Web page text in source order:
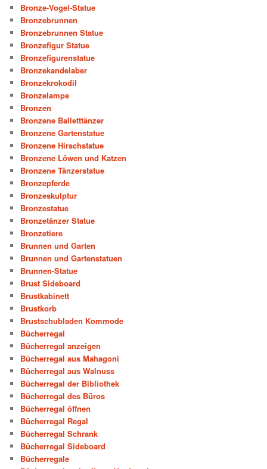
Bronze-Vogel-Statue
Bronzebrunnen
Bronzebrunnen Statue
Bronzefigur Statue
Bronzefigurenstatue
Bronzekandelaber
Bronzekrokodil
Bronzelampe
Bronzen
Bronzene Balletttänzer
Bronzene Gartenstatue
Bronzene Hirschstatue
Bronzene Löwen und Katzen
Bronzene Tänzerstatue
Bronzepferde
Bronzeskulptur
Bronzestatue
Bronzetänzer Statue
Bronzetiere
Brunnen und Garten
Brunnen und Gartenstatuen
Brunnen-Statue
Brust Sideboard
Brustkabinett
Brustkorb
Brustschubladen Kommode
Bücherregal
Bücherregal anzeigen
Bücherregal aus Mahagoni
Bücherregal aus Walnuss
Bücherregal der Bibliothek
Bücherregal des Büros
Bücherregal öffnen
Bücherregal Regal
Bücherregal Schrank
Bücherregal Sideboard
Bücherregale